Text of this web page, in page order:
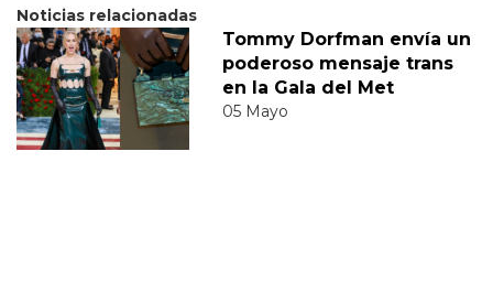
Noticias relacionadas
Tommy Dorfman envía un
poderoso mensaje trans
en la Gala del Met
05 Mayo